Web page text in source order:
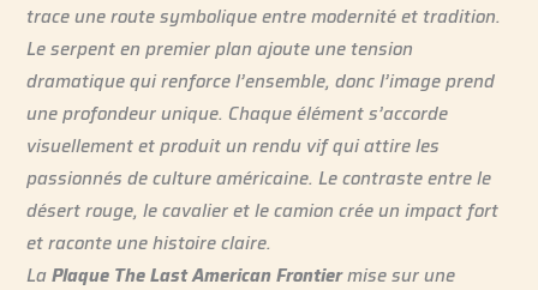
trace une route symbolique entre modernité et tradition.
Le serpent en premier plan ajoute une tension
dramatique qui renforce l’ensemble, donc l’image prend
une profondeur unique. Chaque élément s’accorde
visuellement et produit un rendu vif qui attire les
passionnés de culture américaine. Le contraste entre le
désert rouge, le cavalier et le camion crée un impact fort
et raconte une histoire claire.
LaPlaque The Last American Frontiermise sur une